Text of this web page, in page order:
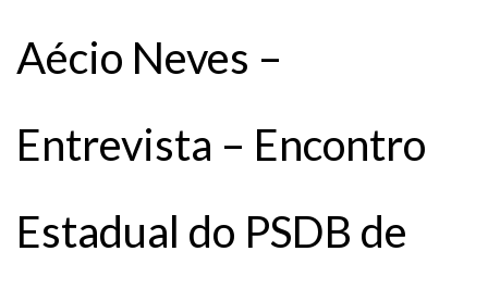
Aécio Neves –
Entrevista – Encontro
Estadual do PSDB de